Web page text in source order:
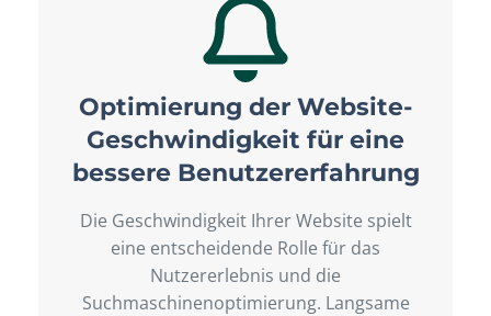
Optimierung der Website-
Geschwindigkeit für eine
bessere Benutzererfahrung
Die Geschwindigkeit Ihrer Website spielt
eine entscheidende Rolle für das
Nutzererlebnis und die
Suchmaschinenoptimierung. Langsame